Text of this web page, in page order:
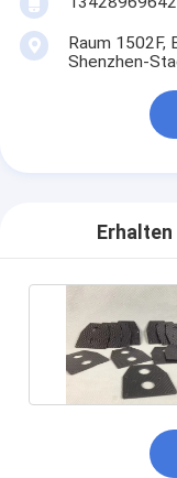
Raum 1502F,
Shenzhen-